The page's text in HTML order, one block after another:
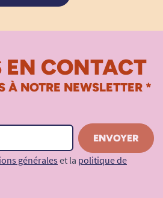
EN CONTACT
À NOTRE NEWSLETTER *
généraleset la politique de